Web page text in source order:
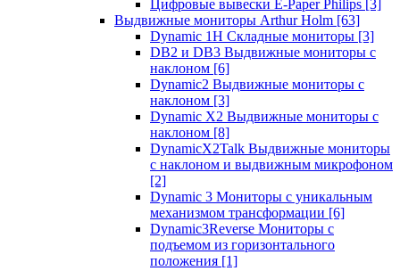
Цифровые вывески E-Paper Philips [3]
Выдвижные мониторы Arthur Holm [63]
Dynamic 1Н Складные мониторы [3]
DB2 и DB3 Выдвижные мониторы с
наклоном [6]
Dynamic2 Выдвижные мониторы с
наклоном [3]
Dynamic X2 Выдвижные мониторы с
наклоном [8]
DynamicX2Talk Выдвижные мониторы
с наклоном и выдвижным микрофоном
[2]
Dynamic 3 Мониторы с уникальным
механизмом трансформации [6]
Dynamic3Reverse Мониторы с
подъемом из горизонтального
положения [1]